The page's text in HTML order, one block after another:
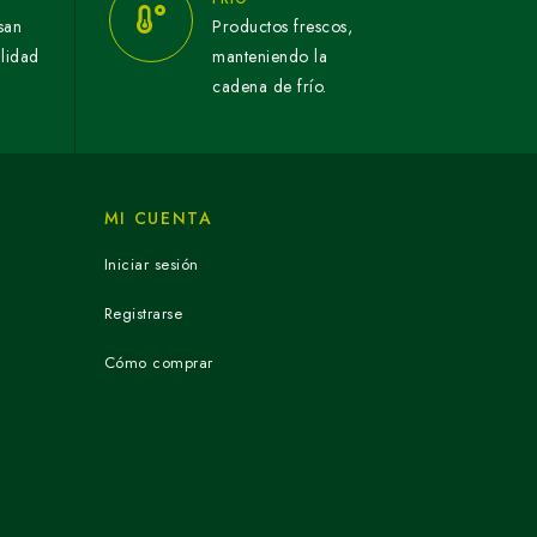
Productos frescos,
manteniendo la
cadena de frío.
MI CUENTA
Iniciar sesión
Registrarse
Cómo comprar